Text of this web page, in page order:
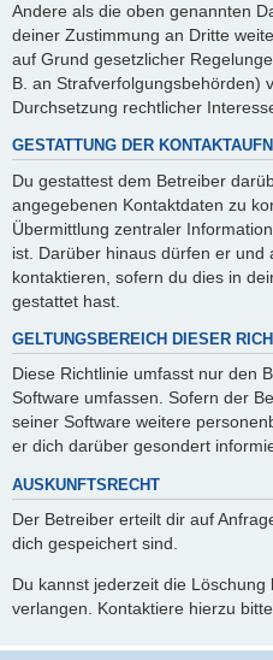
Andere als die oben genannten
deiner Zustimmung an Dritte
auf Grund gesetzlicher
B. an Strafverfolgungsbehörden)
Durchsetzung rechtlicher
GESTATTUNG DER
Du gestattest dem Betreiber
angegebenen Kontaktdaten zu
Übermittlung zentraler
ist. Darüber hinaus dürfen er und
kontaktieren, sofern du dies in
gestattet hast.
GELTUNGSBEREICH DIESER
Diese Richtlinie umfasst nur den
Software umfassen. Sofern der
seiner Software weitere
er dich darüber gesondert
AUSKUNFTSRECHT
Der Betreiber erteilt dir auf
dich gespeichert sind.
Du kannst jederzeit die
verlangen. Kontaktiere hierzu